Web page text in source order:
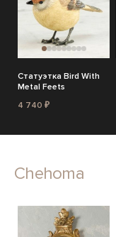
Статуэтка Bird With
Metal Feets
4 740 ₽
Chehoma